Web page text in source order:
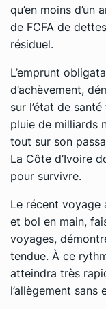
qu’en moins d’un
de FCFA de
résiduel.
L’emprunt
d’achèvement,
sur l’état de
pluie de milliards
tout sur son
La Côte d’Ivoire
pour survivre.
Le récent voyage
et bol en main,
voyages,
tendue. À ce
atteindra très
l’allègement